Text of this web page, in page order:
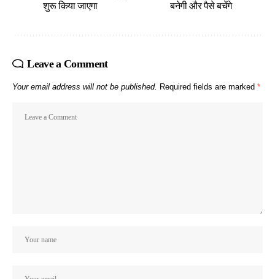
शुरू किया जाएगा
बनेगी और पैसे बचेंगे
Leave a Comment
Your email address will not be published. Required fields are marked *